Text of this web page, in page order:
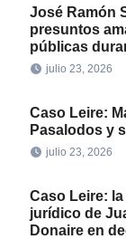
José Ramón
presuntos
públicas
julio 23, 2026
Caso Leire:
Pasalodos y
julio 23, 2026
Caso Leire:
jurídico de
Donaire en